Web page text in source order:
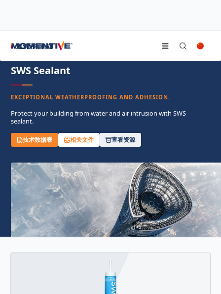
建筑用有机硅
SWS Sealant
SWS Sealant
EXCEPTIONAL WEATHERPROOFING AND ADHESION.
Protect your building from water and air intrusion with SWS
sealant.
技术数据表 相关文件 查看资源